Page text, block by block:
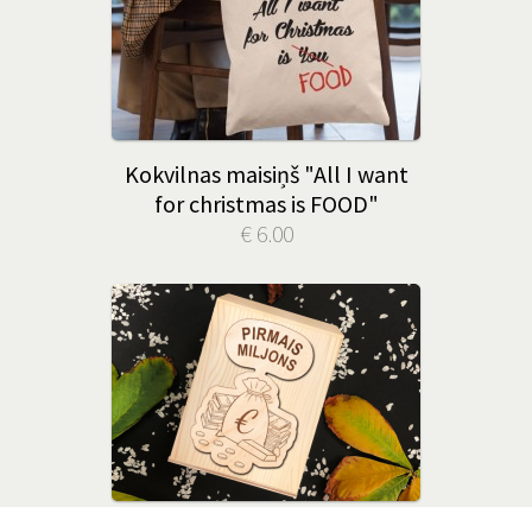
Kokvilnas maisiņš "All I want
for christmas is FOOD"
€ 6.00